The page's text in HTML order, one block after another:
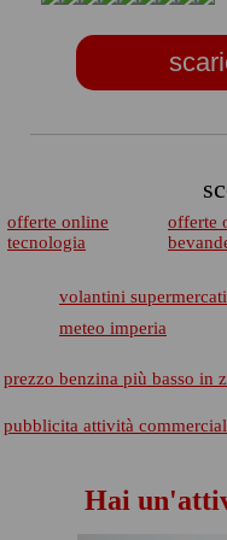
offerte online
tecnologia
offerte
volantini supermercati
meteo imperia
prezzo benzina più basso in
pubblicita attività
Hai